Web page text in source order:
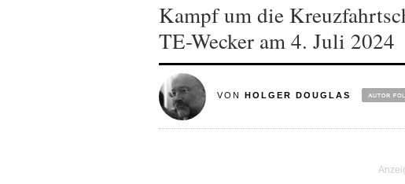
Kampf um die
TE-Wecker am 4. Juli 2024
VON HOLGER DOUGLAS